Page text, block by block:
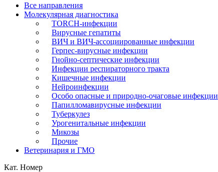
Все направления
Молекулярная диагностика
TORCH-инфекции
Вирусные гепатиты
ВИЧ и ВИЧ-ассоциированные инфекции
Герпес-вирусные инфекции
Гнойно-септические инфекции
Инфекции респираторного тракта
Кишечные инфекции
Нейроинфекции
Особо опасные и природно-очаговые инфекции
Папилломавирусные инфекции
Туберкулез
Урогенитальные инфекции
Микозы
Прочие
Ветеринария и ГМО
Кат. Номер